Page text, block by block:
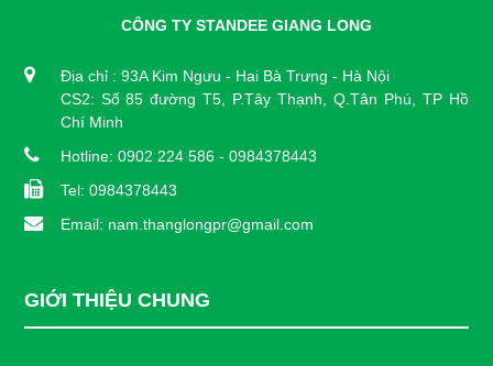
CÔNG TY STANDEE GIANG LONG
Địa chỉ : 93A Kim Ngưu - Hai Bà Trưng - Hà Nội
CS2: Số 85 đường T5, P.Tây Thạnh, Q.Tân Phú, TP Hồ
Chí Minh
Hotline: 0902 224 586 - 0984378443
Tel: 0984378443
Email: nam.thanglongpr@gmail.com
GIỚI THIỆU CHUNG